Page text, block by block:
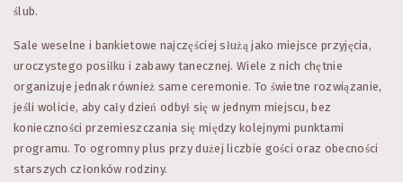
ślub.
Sale weselne i bankietowe najczęściej służą jako miejsce przyjęcia,
uroczystego posiłku i zabawy tanecznej. Wiele z nich chętnie
organizuje jednak również same ceremonie. To świetne rozwiązanie,
jeśli wolicie, aby cały dzień odbył się w jednym miejscu, bez
konieczności przemieszczania się między kolejnymi punktami
programu. To ogromny plus przy dużej liczbie gości oraz obecności
starszych członków rodziny.